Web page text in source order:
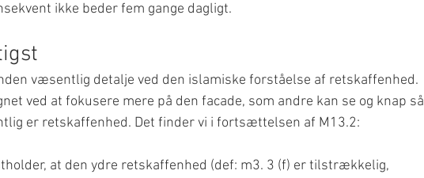
ikke beder fem gange dagligt.
væsentlig detalje ved den islamiske forståelse af retskaffenhed.
ved at fokusere mere på den facade, som andre kan se og knap så
er retskaffenhed. Det finder vi i fortsættelsen af M13.2:
at den ydre retskaffenhed (def: m3. 3 (f) er tilstrækkelig,